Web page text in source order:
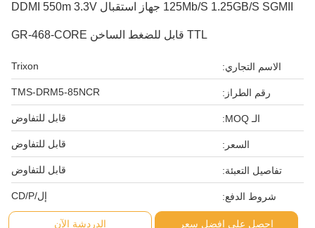
125Mb/S 1.25GB/S SGMII جهاز استقبال DDMI 550m 3.3V
TTL قابل للضغط الساخن GR-468-CORE
الاسم التجاري: Trixon
رقم الطراز: TMS-DRM5-85NCR
الـ MOQ: قابل للتفاوض
السعر: قابل للتفاوض
تفاصيل التعبئة: قابل للتفاوض
شروط الدفع: إل/CD/P
احصل على افضل سعر الدردشة الآن